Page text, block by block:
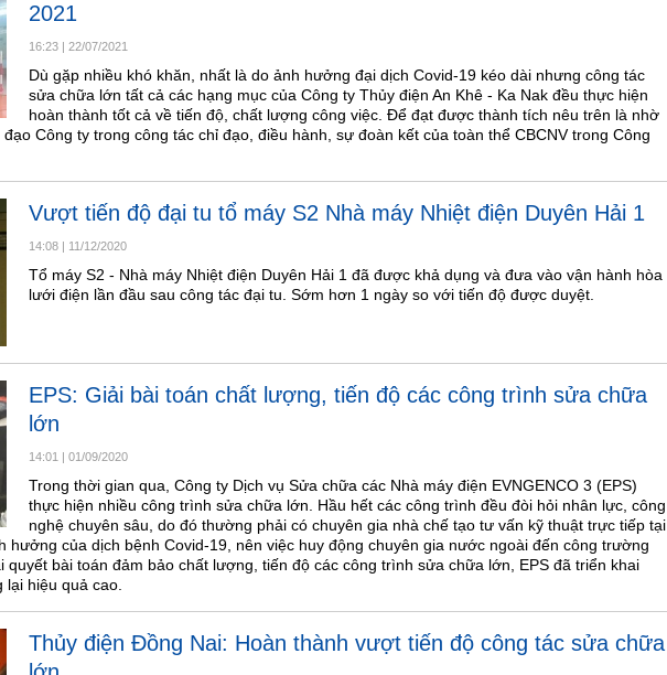
2021
16:23 22/07/2021
Dù gặp nhiều khó khăn, nhất là do ảnh hưởng đại dịch Covid-19 kéo dài nhưng công tác
sửa chữa lớn tất cả các hạng mục của Công ty Thủy điện An Khê - Ka Nak đều thực hiện
hoàn thành tốt cả về tiến độ, chất lượng công việc. Để đạt được thành tích nêu trên là nhờ
Công ty trong công tác chỉ đạo, điều hành, sự đoàn kết của toàn thể CBCNV trong Công
Vượt tiến độ đại tu tổ máy S2 Nhà máy Nhiệt điện Duyên Hải 1
14:08 11/12/2020
Tổ máy S2 - Nhà máy Nhiệt điện Duyên Hải 1 đã được khả dụng và đưa vào vận hành hòa
lưới điện lần đầu sau công tác đại tu. Sớm hơn 1 ngày so với tiến độ được duyệt.
EPS: Giải bài toán chất lượng, tiến độ các công trình sửa chữa
lớn
14:01 | 01/09/2020
Trong thời gian qua, Công ty Dịch vụ Sửa chữa các Nhà máy điện EVNGENCO 3 (EPS)
thực hiện nhiều công trình sửa chữa lớn. Hầu hết các công trình đều đòi hỏi nhân lực, công
nghệ chuyên sâu, do đó thường phải có chuyên gia nhà chế tạo tư vấn kỹ thuật trực tiếp tại
hưởng của dịch bệnh Covid-19, nên việc huy động chuyên gia nước ngoài đến công trường
quyết bài toán đảm bảo chất lượng, tiến độ các công trình sửa chữa lớn, EPS đã triển khai
hiệu quả cao.
Thủy điện Đồng Nai: Hoàn thành vượt tiến độ công tác sửa chữa